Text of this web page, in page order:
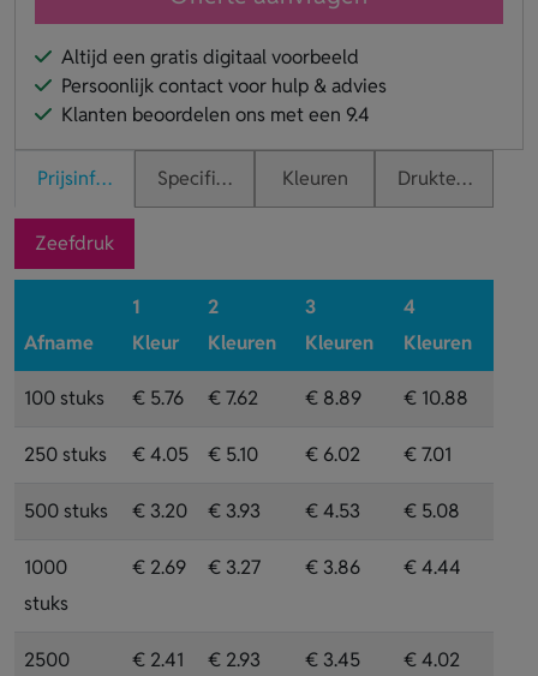
Altijd een gratis digitaal voorbeeld
Persoonlijk contact voor hulp & advies
Klanten beoordelen ons met een 9.4
PrijsinformatieSpecificaties Kleuren Druktechnieken
Zeefdruk
Afname
1
Kleur
2
Kleuren
3
Kleuren
4
Kleuren
100 stuks € 5.76 € 7.62 € 8.89 € 10.88
250 stuks € 4.05 € 5.10 € 6.02 € 7.01
500 stuks € 3.20 € 3.93 € 4.53 € 5.08
1000
stuks
€ 2.69 € 3.27 € 3.86 € 4.44
2500
€ 2.41 € 2.93 € 3.45 € 4.02